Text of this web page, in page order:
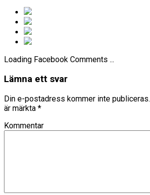
Loading Facebook Comments ...
Lämna ett svar
Din e-postadress kommer inte publiceras.
är märkta *
Kommentar